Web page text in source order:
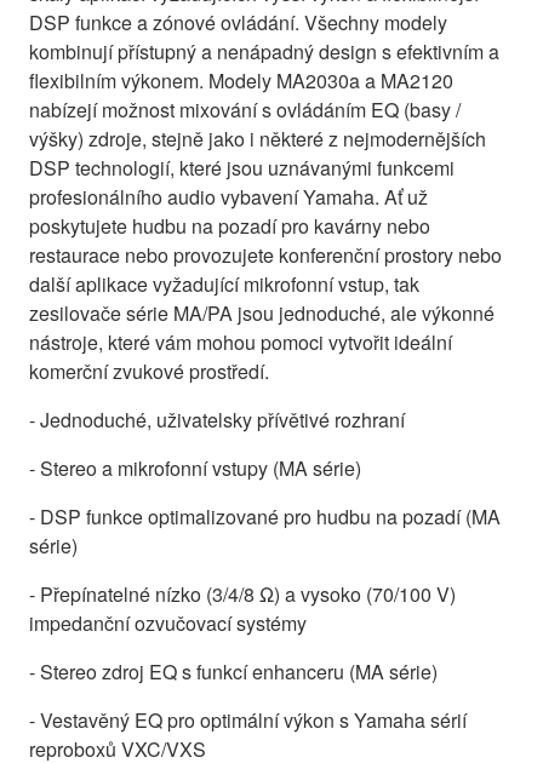
DSP funkce a zónové ovládání. Všechny modely
kombinují přístupný a nenápadný design s efektivním a
flexibilním výkonem. Modely MA2030a a MA2120
nabízejí možnost mixování s ovládáním EQ (basy /
výšky) zdroje, stejně jako i některé z nejmodernějších
DSP technologií, které jsou uznávanými funkcemi
profesionálního audio vybavení Yamaha. Ať už
poskytujete hudbu na pozadí pro kavárny nebo
restaurace nebo provozujete konferenční prostory nebo
další aplikace vyžadující mikrofonní vstup, tak
zesilovače série MA/PA jsou jednoduché, ale výkonné
nástroje, které vám mohou pomoci vytvořit ideální
komerční zvukové prostředí.
- Jednoduché, uživatelsky přívětivé rozhraní
- Stereo a mikrofonní vstupy (MA série)
- DSP funkce optimalizované pro hudbu na pozadí (MA
série)
- Přepínatelné nízko (3/4/8 Ω) a vysoko (70/100 V)
impedanční ozvučovací systémy
- Stereo zdroj EQ s funkcí enhanceru (MA série)
- Vestavěný EQ pro optimální výkon s Yamaha sérií
reproboxů VXC/VXS